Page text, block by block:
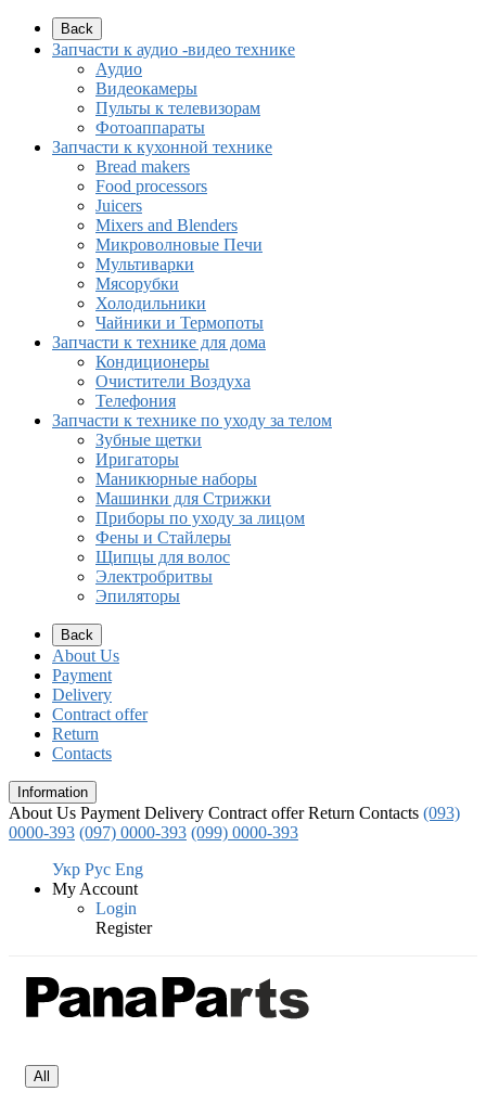
Back
Запчасти к аудио -видео технике
Аудио
Видеокамеры
Пульты к телевизорам
Фотоаппараты
Запчасти к кухонной технике
Bread makers
Food processors
Juicers
Mixers and Blenders
Микроволновые Печи
Мультиварки
Мясорубки
Холодильники
Чайники и Термопоты
Запчасти к технике для дома
Кондиционеры
Очистители Воздуха
Телефония
Запчасти к технике по уходу за телом
Зубные щетки
Иригаторы
Маникюрные наборы
Машинки для Стрижки
Приборы по уходу за лицом
Фены и Стайлеры
Щипцы для волос
Электробритвы
Эпиляторы
Back
About Us
Payment
Delivery
Contract offer
Return
Contacts
Information
About Us Payment Delivery Contract offer Return Contacts (093)
0000-393 (097) 0000-393 (099) 0000-393
Укр Рус Eng
My Account
Login
Register
All